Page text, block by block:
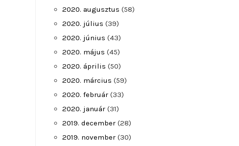
2020. augusztus (58)
2020. július (39)
2020. június (43)
2020. május (45)
2020. április (50)
2020. március (59)
2020. február (33)
2020. január (31)
2019. december (28)
2019. november (30)